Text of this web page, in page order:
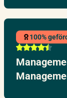
100%